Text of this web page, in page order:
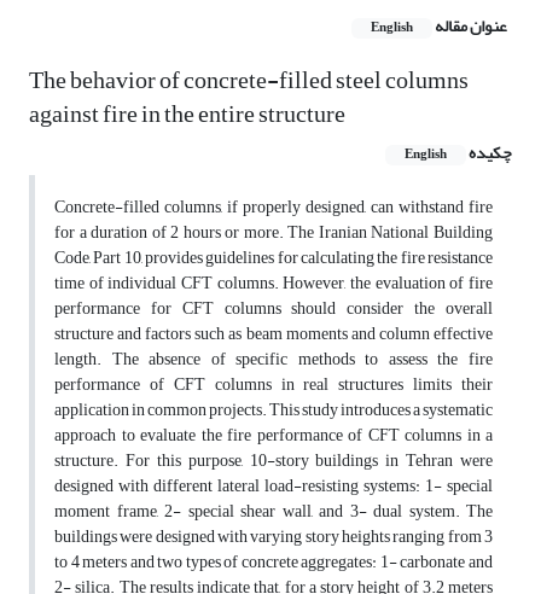
عنوان مقاله English
The behavior of concrete-filled steel columns
against fire in the entire structure
چکیده English
Concrete-filled columns, if properly designed, can withstand fire
for a duration of 2 hours or more. The Iranian National Building
Code, Part 10, provides guidelines for calculating the fire resistance
time of individual CFT columns. However, the evaluation of fire
performance for CFT columns should consider the overall
structure and factors such as beam moments and column effective
length. The absence of specific methods to assess the fire
performance of CFT columns in real structures limits their
application in common projects. This study introduces a systematic
approach to evaluate the fire performance of CFT columns in a
structure. For this purpose, 10-story buildings in Tehran were
designed with different lateral load-resisting systems: 1- special
moment frame, 2- special shear wall, and 3- dual system. The
buildings were designed with varying story heights ranging from 3
to 4 meters and two types of concrete aggregates: 1- carbonate and